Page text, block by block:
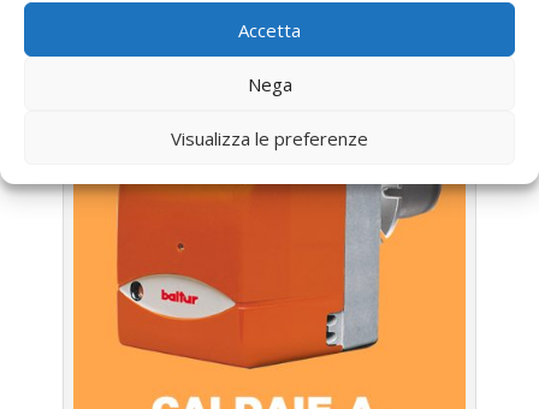
Accetta
Nega
Visualizza le preferenze